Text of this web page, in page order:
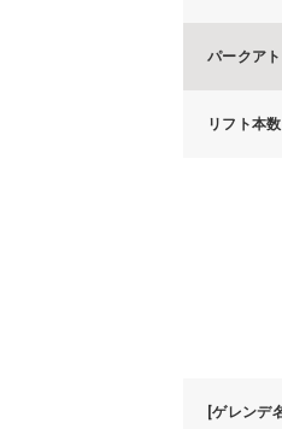
パークア
リフト本数
[ゲレンデ